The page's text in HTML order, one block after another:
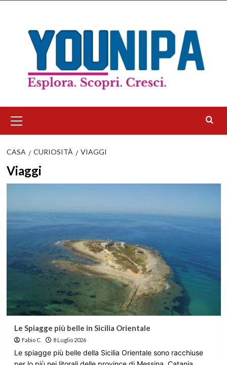
contenuto
principale
CASA CURIOSITÀ VIAGGI
Viaggi
Le Spiagge più belle in Sicilia Orientale
Fabio C. 8 Luglio 2026
Le spiagge più belle della Sicilia Orientale sono racchiuse